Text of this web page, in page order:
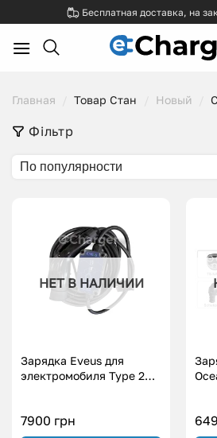
to
content
Бесплатная доставка, на
Главная Товар Стан Новый
Фільтр
По популярности
НЕТ В НАЛИЧИИ
Зарядка Eveus для
электромобиля Type 2
7900 грн